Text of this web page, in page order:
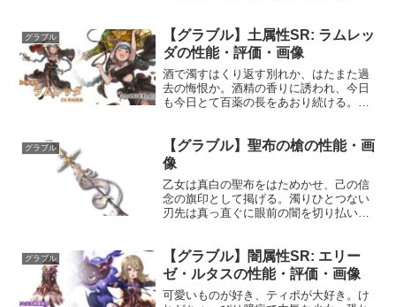
集し、ついに守畏禍の化身となって顕現
した。性能HP攻撃力MA...
グラブル
【グラブル】土属性SR: ラムレッ
ダの性能・評価・画像
酒で濁すはくり返す別れか、はたまた過
去の悔恨か。酒精の香りに誘われ、今日
も今日とて百薬の長をあおり続ける。そ
12cm種族：ドラフ趣味：酒好き：宴会で
歌うこと、お酒に強い...
グラブル
【グラブル】聖布の槍の性能・画
像
乙女は真白の聖布をはためかせ、己の信
念の旗印として掲げる。濁りひとつない
刃先は真っ直ぐに眼前の闇を切り払い、
MAXLv3513082150奥義ディヴァイン･ウ
ィングス敵に...
グラブル
【グラブル】闇属性SR: エリー
ゼ・ルタスの性能・評価・画像
可愛いものが好き、ティポが大好き。け